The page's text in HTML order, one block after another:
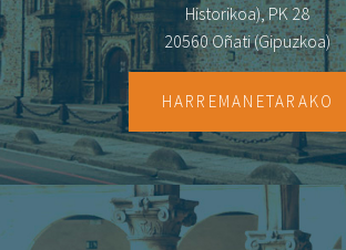
Historikoa), PK 28
20560 Oñati (Gipuzkoa)
HARREMANETARAKO